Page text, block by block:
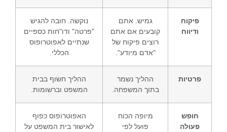
פיקוח
ודיווח
גמיש. אתם
קובעים אם אתם
רוצים פיקוח של
"אדם מיודע".
נוקשה. חובה להגיש
"פרטה" ודו"חות כספיים
שנתיים לאפוטרופוס
הכללי.
פרטיות
ההליך נשמר
בתוך המשפחה.
ההליך חשוף בבית
המשפט וברשומות.
חופש
פעולה
מיופה הכוח
פועל לפי
האפוטרופוס כפוף
לאישור בית המשפט על